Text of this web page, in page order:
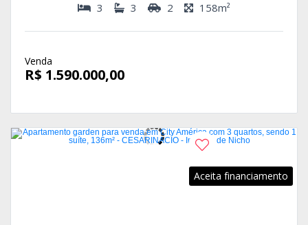
3 3 2 158m²
Venda
R$ 1.590.000,00
Aceita financiamento